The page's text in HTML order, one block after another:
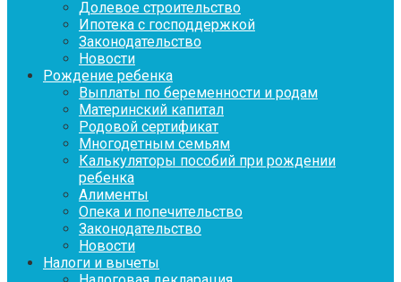
Долевое строительство
Ипотека с господдержкой
Законодательство
Новости
Рождение ребенка
Выплаты по беременности и родам
Материнский капитал
Родовой сертификат
Многодетным семьям
Калькуляторы пособий при рождении
ребенка
Алименты
Опека и попечительство
Законодательство
Новости
Налоги и вычеты